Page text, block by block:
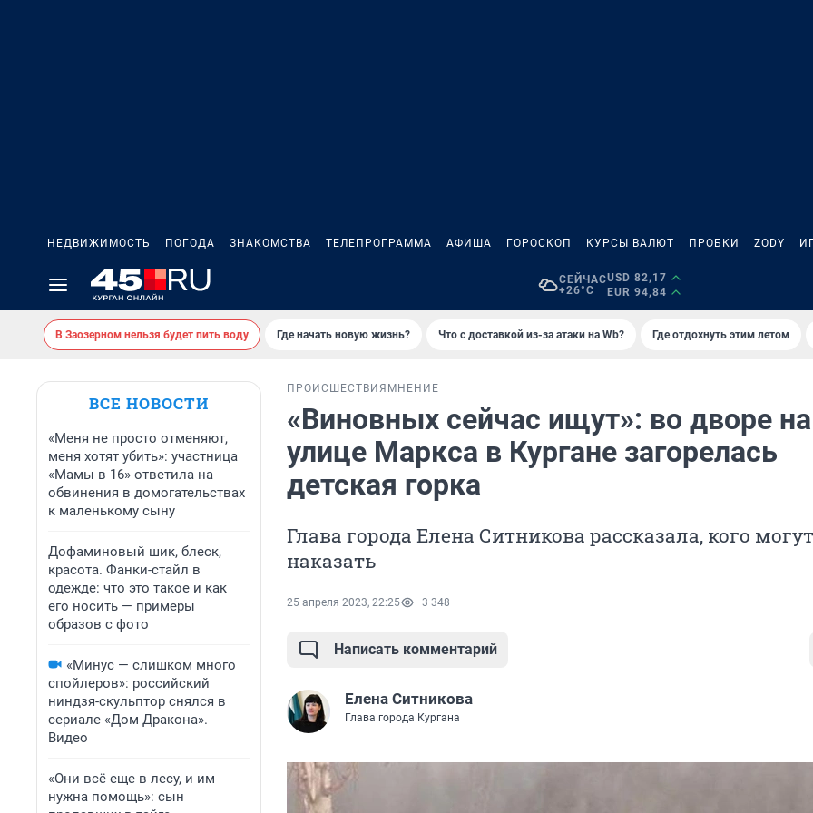
НЕДВИЖИМОСТЬ ПОГОДА ЗНАКОМСТВА ТЕЛЕПРОГРАММА АФИША ГОРОСКОП КУРСЫ ВАЛЮТ ПРОБКИ ZODY
СЕЙЧАС
+26°C
USD 82,17
EUR 94,84
В Заозерном нельзя будет пить воду Где начать новую жизнь? Что с доставкой из-за атаки на Wb? Где отдохнуть этим летом
ВСЕ НОВОСТИ
«Меня не просто отменяют,
меня хотят убить»: участница
«Мамы в 16» ответила на
обвинения в домогательствах
к маленькому сыну
Дофаминовый шик, блеск,
красота. Фанки-стайл в
одежде: что это такое и как
его носить — примеры
образов с фото
«Минус — слишком много
спойлеров»: российский
ниндзя-скульптор снялся в
сериале «Дом Дракона».
Видео
«Они всё еще в лесу, и им
нужна помощь»: сын
ПРОИСШЕСТВИЯ МНЕНИЕ
«Виновных сейчас ищут»: во дворе на
улице Маркса в Кургане загорелась
детская горка
Глава города Елена Ситникова рассказала, кого могут
наказать
25 апреля 2023, 22:25 3 348
Написать комментарий
Елена Ситникова
Глава города Кургана